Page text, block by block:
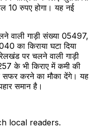
10 रुपए होगा। यह नई
वाली गाड़ी संख्या 05497,
किराया घटा दिया
पर चलने वाली गाड़ी
के भी किराए में कमी की
सफर करने का मौका देंगे। यह
समान है।
local readers.